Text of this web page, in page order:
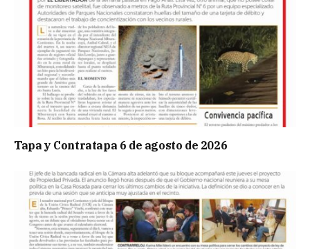
Tapa y Contratapa 6 de agosto de 2026